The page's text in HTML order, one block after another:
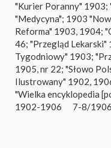
"Kurier Poranny" 1903;
"Medycyna"; 1903
Reforma" 1903, 1904;
46; "Przegląd
Tygodniowy" 1903;
1905, nr 22; "Słowo
Ilustrowany" 1902,
"Wielka encyklopedia
1902-1906
7-8/